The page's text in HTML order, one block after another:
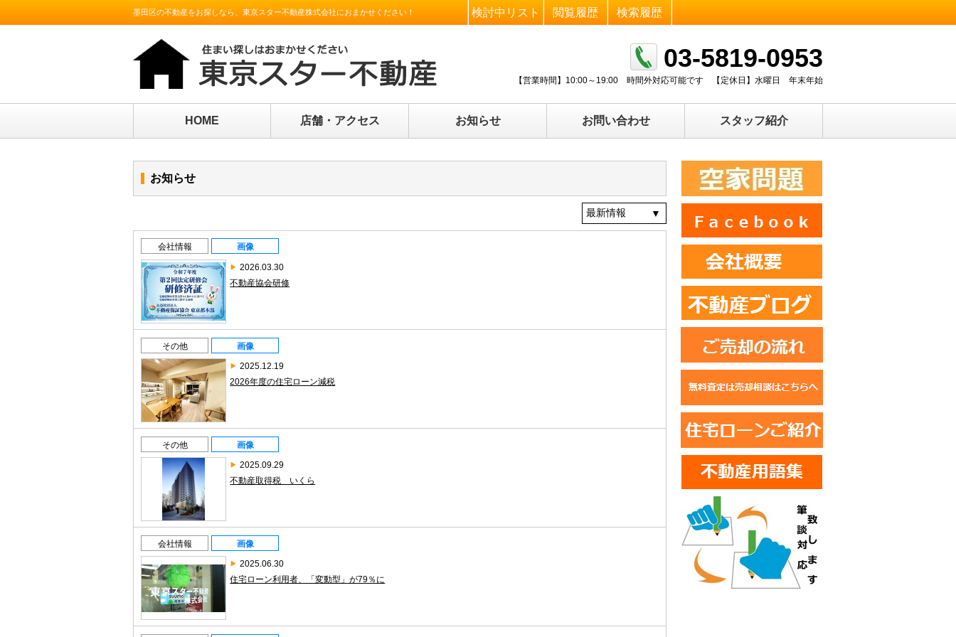
墨田区の不動産をお探しなら、東京スター不動産株式会社におまかせください！ 検討中リスト 閲覧履歴 検索履歴
03-5819-0953
【営業時間】 10:00～19:00 時間外対応可能です 【定休日】 水曜日 年末年始
HOME 店舗・アクセス お知らせ お問い合わせ スタッフ紹介
お知らせ
会社情報 画像
2026.03.30
不動産協会研修
その他 画像
2025.12.19
2026年度の住宅ローン減税
その他 画像
2025.09.29
不動産取得税 いくら
会社情報 画像
2025.06.30
住宅ローン利用者、「変動型」が79％に